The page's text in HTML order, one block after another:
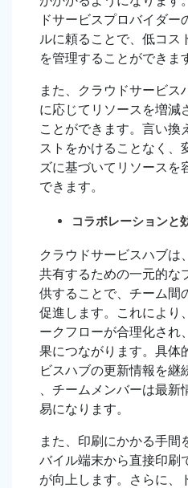
ドサービスプロバイダー
ルに頼ることで、低コス
を管理することができま
また、クラウドサービス
に応じてリソースを増減
ことができます。言い換
ストをかけることなく、
ズに基づいてリソースを
できます。
コラボレーションと
クラウドサービスハブは
共有するための一元的な
供することで、チーム間
促進します。これにより
ークフローが合理化され
果につながります。具体
ビスハブの更新情報を継
、チームメンバーは最新
易になります。
また、印刷にかかる手間
バイル端末から直接印刷
が向上します。さらに、